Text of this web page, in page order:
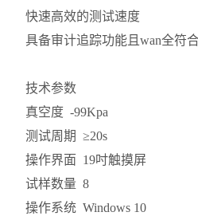
快速高效的测试速度
具备审计追踪功能且wan全符
技术参数
真空度 -99Kpa
测试周期 ≥20s
操作界面 19吋触摸屏
试样数量 8
操作系统 Windows 10